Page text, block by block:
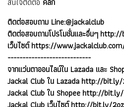
ติดต่อสอบถาม Line:@jackalclub
ติดต่อสอบถามโปรโมชั่นและอื่นๆ
เว็บไซต์ https://
----------------------------
จากแว่นตาออนไลน์ใน Lazada และ
Jackal Club ใน Lazada http://bit.ly/
Jackal Club ใน Shopee http://